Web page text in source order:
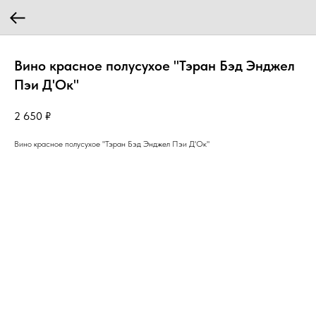
Вино красное полусухое "Тэран Бэд Энджел
Пэи Д'Ок"
2 650 ₽
Вино красное полусухое "Тэран Бэд Энджел Пэи Д'Ок"